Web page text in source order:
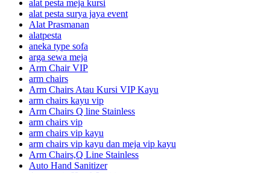
alat pesta meja kursi
alat pesta surya jaya event
Alat Prasmanan
alatpesta
aneka type sofa
arga sewa meja
Arm Chair VIP
arm chairs
Arm Chairs Atau Kursi VIP Kayu
arm chairs kayu vip
Arm Chairs Q line Stainless
arm chairs vip
arm chairs vip kayu
arm chairs vip kayu dan meja vip kayu
Arm Chairs,Q Line Stainless
Auto Hand Sanitizer